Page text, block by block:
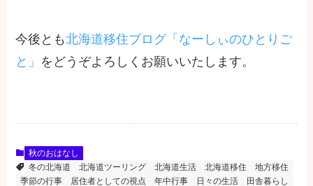
今後とも北海道移住ブログ「なーしぃのひとりご
と」 をどうぞよろしくお願いいたします。
秋のおはなし
冬の北海道
北海道ツーリング 北海道生活 北海道移住
地方移住
季節の行事
居住者としての視点 年中行事 日々の生活
田舎暮らし